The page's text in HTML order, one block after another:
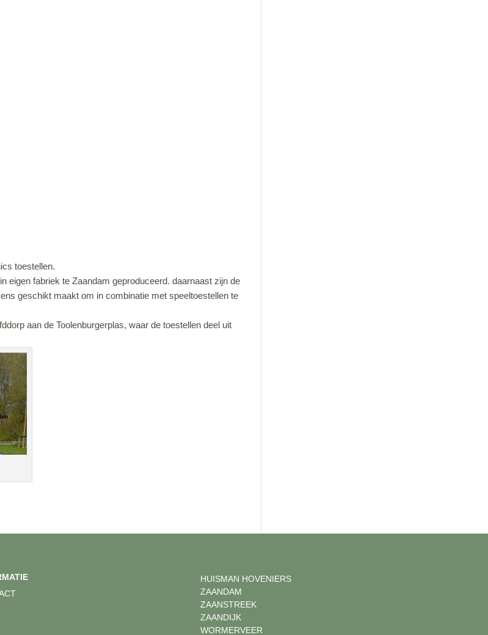
toestellen.
eigen fabriek te Zaandam geproduceerd. daarnaast zijn de
geschikt maakt om in combinatie met speeltoestellen te
aan de Toolenburgerplas, waar de toestellen deel uit
HUISMAN HOVENIERS
ZAANDAM
ZAANSTREEK
ZAANDIJK
WORMERVEER